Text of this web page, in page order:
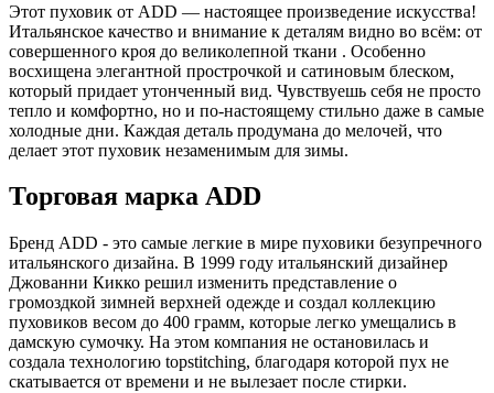
Этот пуховик от ADD — настоящее произведение искусства!
Итальянское качество и внимание к деталям видно во всём: от
совершенного кроя до великолепной ткани . Особенно
восхищена элегантной прострочкой и сатиновым блеском,
который придает утонченный вид. Чувствуешь себя не просто
тепло и комфортно, но и по-настоящему стильно даже в самые
холодные дни. Каждая деталь продумана до мелочей, что
делает этот пуховик незаменимым для зимы.
Торговая марка ADD
Бренд ADD - это самые легкие в мире пуховики безупречного
итальянского дизайна. В 1999 году итальянский дизайнер
Джованни Кикко решил изменить представление о
громоздкой зимней верхней одежде и создал коллекцию
пуховиков весом до 400 грамм, которые легко умещались в
дамскую сумочку. На этом компания не остановилась и
создала технологию topstitching, благодаря которой пух не
скатывается от времени и не вылезает после стирки.